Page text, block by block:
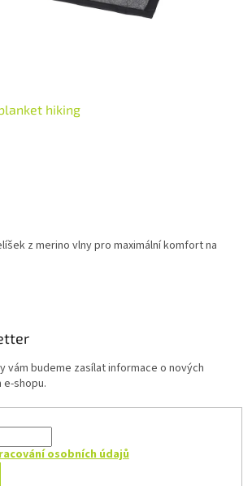
hiking
z merino vlny pro maximální komfort na
vám budeme zasílat informace o nových
shopu.
osobních údajů